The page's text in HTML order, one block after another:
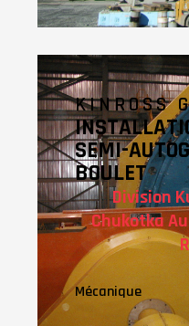
KINROSS
SEMI-
BOULET
Division
Chukotka
Mécanique